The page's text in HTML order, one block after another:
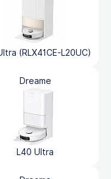
(RLX41CE-L20UC)
Dreame
L40 Ultra